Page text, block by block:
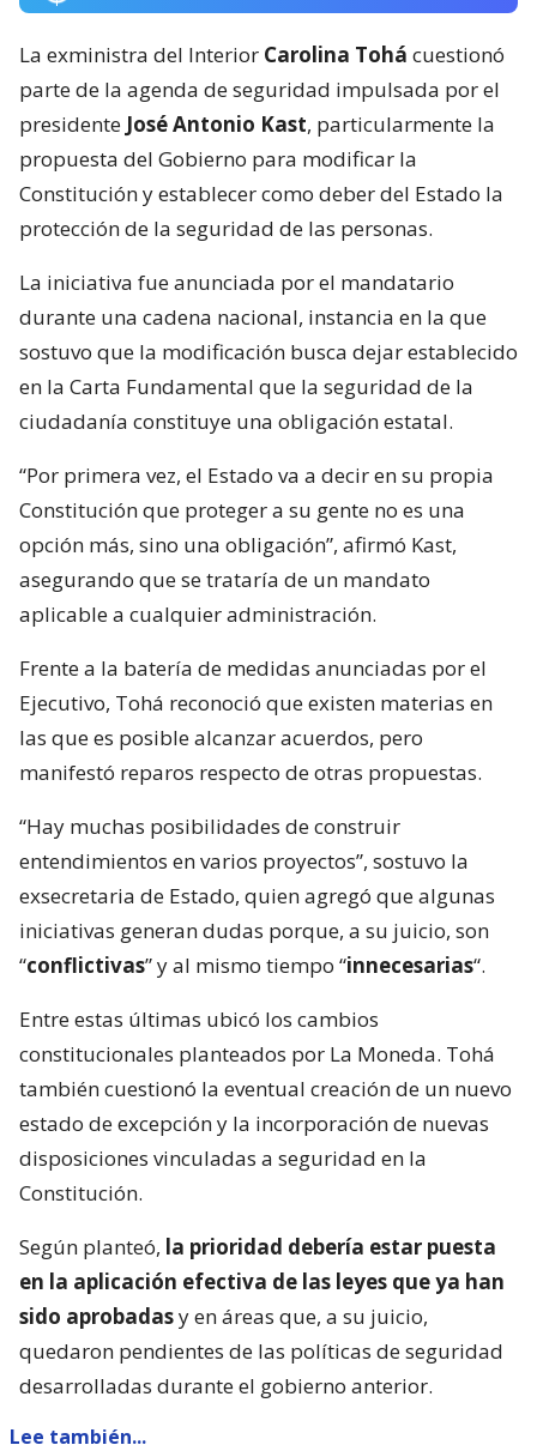
La exministra del Interior Carolina Tohá cuestionó
parte de la agenda de seguridad impulsada por el
presidente José Antonio Kast, particularmente la
propuesta del Gobierno para modificar la
Constitución y establecer como deber del Estado la
protección de la seguridad de las personas.
La iniciativa fue anunciada por el mandatario
durante una cadena nacional, instancia en la que
sostuvo que la modificación busca dejar establecido
en la Carta Fundamental que la seguridad de la
ciudadanía constituye una obligación estatal.
“Por primera vez, el Estado va a decir en su propia
Constitución que proteger a su gente no es una
opción más, sino una obligación”, afirmó Kast,
asegurando que se trataría de un mandato
aplicable a cualquier administración.
Frente a la batería de medidas anunciadas por el
Ejecutivo, Tohá reconoció que existen materias en
las que es posible alcanzar acuerdos, pero
manifestó reparos respecto de otras propuestas.
“Hay muchas posibilidades de construir
entendimientos en varios proyectos”, sostuvo la
exsecretaria de Estado, quien agregó que algunas
iniciativas generan dudas porque, a su juicio, son
“conflictivas” y al mismo tiempo “innecesarias“.
Entre estas últimas ubicó los cambios
constitucionales planteados por La Moneda. Tohá
también cuestionó la eventual creación de un nuevo
estado de excepción y la incorporación de nuevas
disposiciones vinculadas a seguridad en la
Constitución.
Según planteó, la prioridad debería estar puesta
en la aplicación efectiva de las leyes que ya han
sido aprobadasy en áreas que, a su juicio,
quedaron pendientes de las políticas de seguridad
desarrolladas durante el gobierno anterior.
Lee también...